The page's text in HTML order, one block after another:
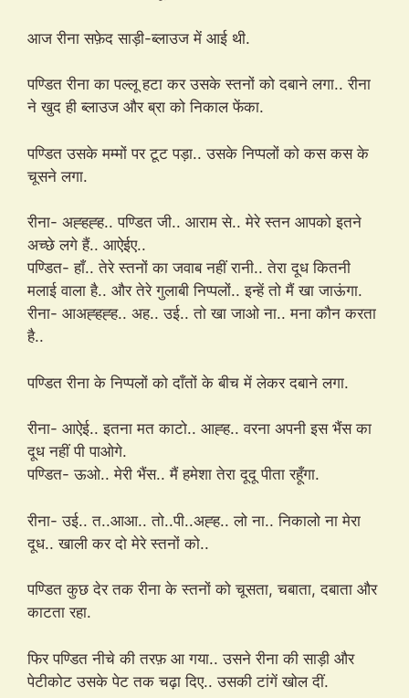
आज रीना सफ़ेद साड़ी-ब्लाउज में आई थी.
पण्डित रीना का पल्लू हटा कर उसके स्तनों को दबाने लगा.. रीना
ने खुद ही ब्लाउज और ब्रा को निकाल फेंका.
पण्डित उसके मम्मों पर टूट पड़ा.. उसके निप्पलों को कस कस के
चूसने लगा.
रीना- अह्हह्ह.. पण्डित जी.. आराम से.. मेरे स्तन आपको इतने
अच्छे लगे हैं.. आऐईए..
पण्डित- हाँ.. तेरे स्तनों का जवाब नहीं रानी.. तेरा दूध कितनी
मलाई वाला है.. और तेरे गुलाबी निप्पलों.. इन्हें तो मैं खा जाऊंगा.
रीना- आअह्हह्ह.. अह.. उई.. तो खा जाओ ना.. मना कौन करता
है..
पण्डित रीना के निप्पलों को दाँतों के बीच में लेकर दबाने लगा.
रीना- आऐई.. इतना मत काटो.. आह्ह.. वरना अपनी इस भैंस का
दूध नहीं पी पाओगे.
पण्डित- ऊओ.. मेरी भैंस.. मैं हमेशा तेरा दूदू पीता रहूँगा.
रीना- उई.. त..आआ.. तो..पी..अह्ह.. लो ना.. निकालो ना मेरा
दूध.. खाली कर दो मेरे स्तनों को..
पण्डित कुछ देर तक रीना के स्तनों को चूसता, चबाता, दबाता और
काटता रहा.
फिर पण्डित नीचे की तरफ़ आ गया.. उसने रीना की साड़ी और
पेटीकोट उसके पेट तक चढ़ा दिए.. उसकी टांगें खोल दीं.